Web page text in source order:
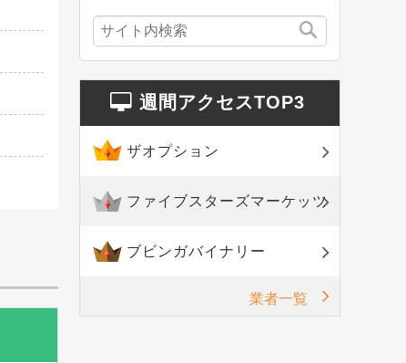
週間アクセスTOP3
ザオプション
ファイブスターズマーケッツ
ブビンガバイナリー
業者一覧